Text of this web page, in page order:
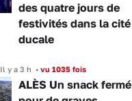
des quatre jours de
festivités dans la cité
ducale
Il y a 3 h • vu 1035 fois
ALÈS Un snack fermé